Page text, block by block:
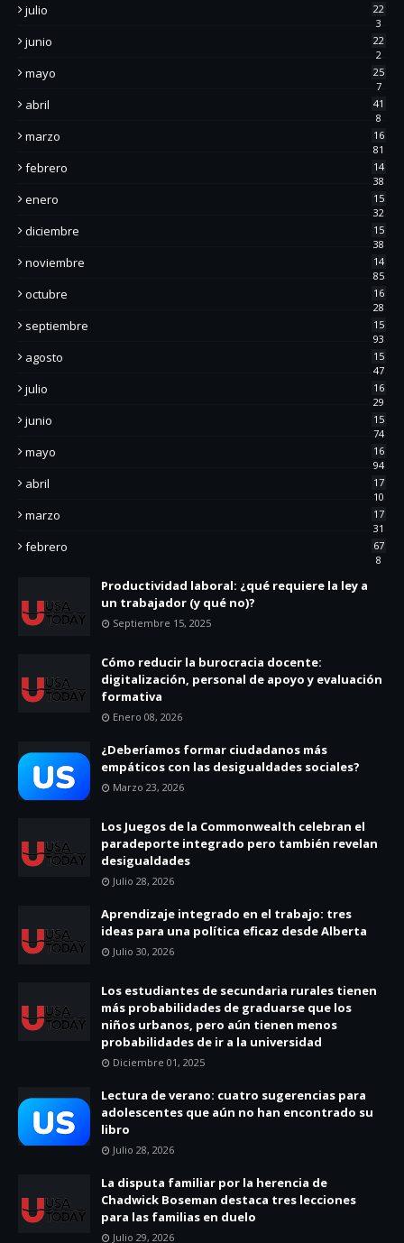
julio
22
3
junio
22
2
mayo
25
7
abril
41
8
marzo
16
81
febrero
14
38
enero
15
32
diciembre
15
38
noviembre
14
85
octubre
16
28
septiembre
15
93
agosto
15
47
julio
16
29
junio
15
74
mayo
16
94
abril
17
10
marzo
17
31
febrero
67
8
Productividad laboral: ¿qué requiere la ley a
un trabajador (y qué no)?
Septiembre 15, 2025
Cómo reducir la burocracia docente:
digitalización, personal de apoyo y evaluación
formativa
Enero 08, 2026
¿Deberíamos formar ciudadanos más
empáticos con las desigualdades sociales?
Marzo 23, 2026
Los Juegos de la Commonwealth celebran el
paradeporte integrado pero también revelan
desigualdades
Julio 28, 2026
Aprendizaje integrado en el trabajo: tres
ideas para una política eficaz desde Alberta
Julio 30, 2026
Los estudiantes de secundaria rurales tienen
más probabilidades de graduarse que los
niños urbanos, pero aún tienen menos
probabilidades de ir a la universidad
Diciembre 01, 2025
Lectura de verano: cuatro sugerencias para
adolescentes que aún no han encontrado su
libro
Julio 28, 2026
La disputa familiar por la herencia de
Chadwick Boseman destaca tres lecciones
para las familias en duelo
Julio 29, 2026